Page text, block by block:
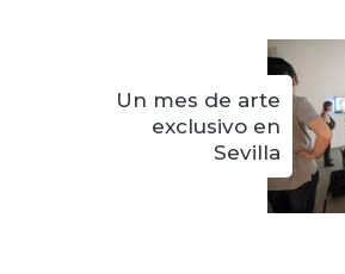
Un mes de arte
exclusivo en
Sevilla